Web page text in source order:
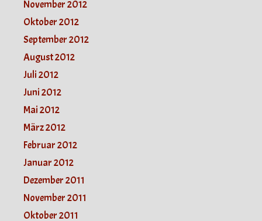
November 2012
Oktober 2012
September 2012
August 2012
Juli 2012
Juni 2012
Mai 2012
März 2012
Februar 2012
Januar 2012
Dezember 2011
November 2011
Oktober 2011